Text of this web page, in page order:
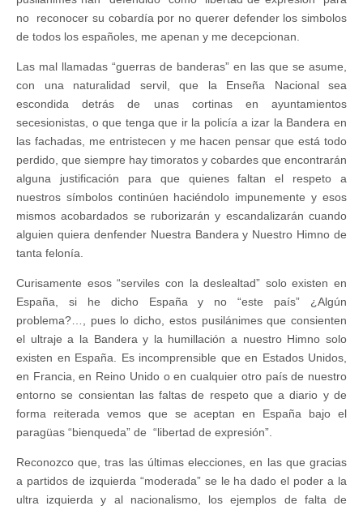
no reconocer su cobardía por no querer defender los simbolos
de todos los españoles, me apenan y me decepcionan.
Las mal llamadas “guerras de banderas” en las que se asume,
con una naturalidad servil, que la Enseña Nacional sea
escondida detrás de unas cortinas en ayuntamientos
secesionistas, o que tenga que ir la policía a izar la Bandera en
las fachadas, me entristecen y me hacen pensar que está todo
perdido, que siempre hay timoratos y cobardes que encontrarán
alguna justificación para que quienes faltan el respeto a
nuestros símbolos continúen haciéndolo impunemente y esos
mismos acobardados se ruborizarán y escandalizarán cuando
alguien quiera denfender Nuestra Bandera y Nuestro Himno de
tanta felonía.
Curisamente esos “serviles con la deslealtad” solo existen en
España, si he dicho España y no “este país” ¿Algún
problema?…, pues lo dicho, estos pusilánimes que consienten
el ultraje a la Bandera y la humillación a nuestro Himno solo
existen en España. Es incomprensible que en Estados Unidos,
en Francia, en Reino Unido o en cualquier otro país de nuestro
entorno se consientan las faltas de respeto que a diario y de
forma reiterada vemos que se aceptan en España bajo el
paragüas “bienqueda” de “libertad de expresión”.
Reconozco que, tras las últimas elecciones, en las que gracias
a partidos de izquierda “moderada” se le ha dado el poder a la
ultra izquierda y al nacionalismo, los ejemplos de falta de